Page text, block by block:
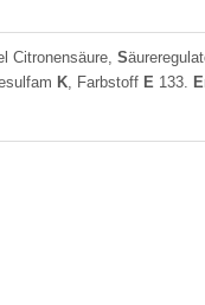
Citronensäure, S
K, Farbstoff E 133. E